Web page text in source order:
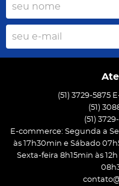
(51) 3729-5875
(51)
(51)
E-commerce: Segunda a
às 17h30min e Sábado
Sexta-feira 8h15min às